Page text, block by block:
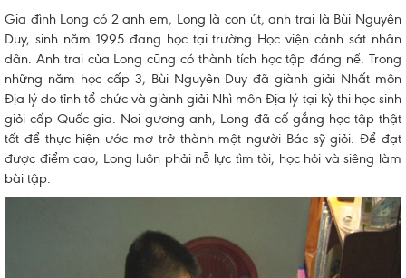
Gia đình Long có 2 anh em, Long là con út, anh trai là Bùi Nguyên
Duy, sinh năm 1995 đang học tại trường Học viện cảnh sát nhân
dân. Anh trai của Long cũng có thành tích học tập đáng nể. Trong
những năm học cấp 3, Bùi Nguyên Duy đã giành giải Nhất môn
Địa lý do tỉnh tổ chức và giành giải Nhì môn Địa lý tại kỳ thi học sinh
giỏi cấp Quốc gia. Noi gương anh, Long đã cố gắng học tập thật
tốt để thực hiện ước mơ trở thành một người Bác sỹ giỏi. Để đạt
được điểm cao, Long luôn phải nỗ lực tìm tòi, học hỏi và siêng làm
bài tập.